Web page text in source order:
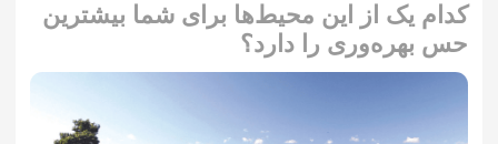
کدام یک از این محیط‌ها برای شما بیشترین
حس بهره‌وری را دارد؟